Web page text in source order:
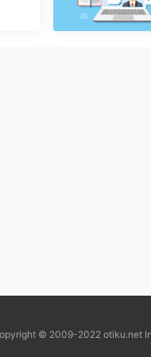
© 2009-2022 otiku.net